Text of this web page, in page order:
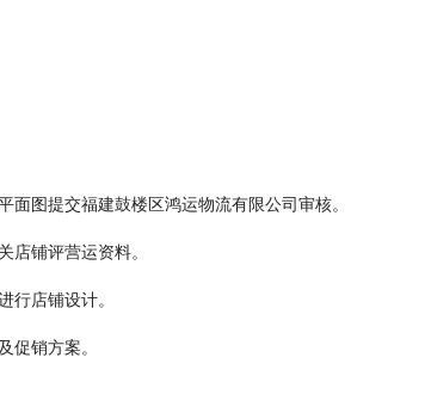
图提交福建鼓楼区鸿运物流有限公司审核。
店铺评营运资料。
行店铺设计。
促销方案。